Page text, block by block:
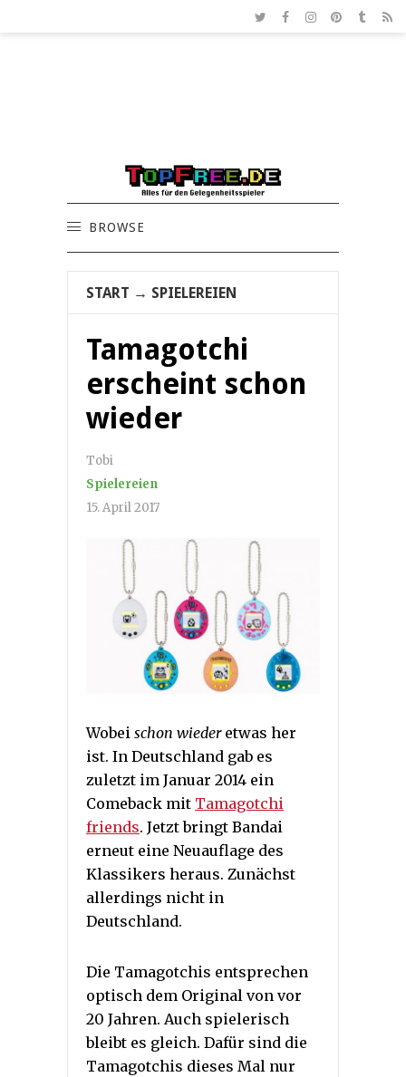
BROWSE
START → SPIELEREIEN
Tamagotchi
erscheint schon
wieder
Tobi
Spielereien
15. April 2017
Wobei schon wiederetwas her
ist. In Deutschland gab es
zuletzt im Januar 2014 ein
Comeback mit Tamagotchi
friends. Jetzt bringt Bandai
erneut eine Neuauflage des
Klassikers heraus. Zunächst
allerdings nicht in
Deutschland.
Die Tamagotchis entsprechen
optisch dem Original von vor
20 Jahren. Auch spielerisch
bleibt es gleich. Dafür sind die
Tamagotchis dieses Mal nur